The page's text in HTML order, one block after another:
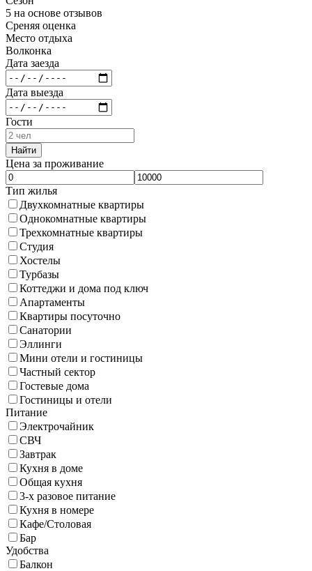
5 на основе отзывов
Среняя оценка
Место отдыха
Волконка
Дата заезда
Дата выезда
Гости
Найти
Цена за проживание
Тип жилья
Двухкомнатные квартиры
Однокомнатные квартиры
Трехкомнатные квартиры
Студия
Хостелы
Турбазы
Коттеджи и дома под ключ
Апартаменты
Квартиры посуточно
Санатории
Эллинги
Мини отели и гостиницы
Частный сектор
Гостевые дома
Гостиницы и отели
Питание
Электрочайник
СВЧ
Завтрак
Кухня в доме
Общая кухня
3-х разовое питание
Кухня в номере
Кафе/Столовая
Бар
Удобства
Балкон